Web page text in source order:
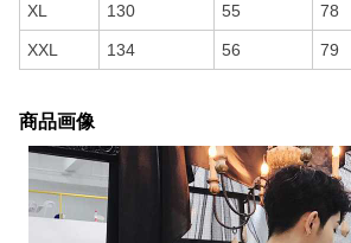
XL 130 55 78
XXL 134 56 79
商品画像